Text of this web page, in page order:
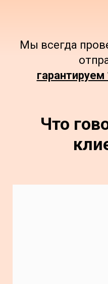
Мы всегда
гарантируем
Что